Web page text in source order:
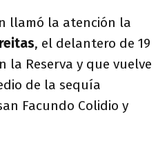
llamó la atención la
, el delantero de 19
la Reserva y que vuelve
de la sequía
Facundo Colidio y